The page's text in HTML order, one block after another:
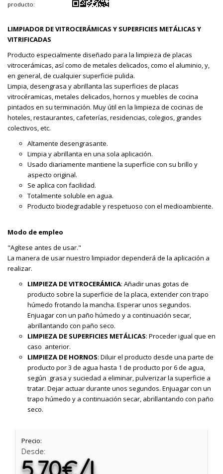
producto:
LIMPIADOR DE VITROCERÁMICAS Y SUPERFICIES METÁLICAS Y
VITRIFICADAS
Producto especialmente diseñado para la limpieza de placas
vitrocerámicas, así como de metales delicados, como el aluminio, y,
en general, de cualquier superficie pulida.
Limpia, desengrasa y abrillanta las superficies de placas
vitrocéramicas, metales delicados, hornos y muebles de cocina
pintados en su terminación. Muy útil en la limpieza de cocinas de
hoteles, restaurantes, cafeterías, residencias, colegios, grandes
colectivos, etc.
Altamente desengrasante.
Limpia y abrillanta en una sola aplicación.
Usado diariamente mantiene la superficie con su brillo y
aspecto original.
Se aplica con facilidad.
Totalmente soluble en agua.
Producto biodegradable y respetuoso con el medioambiente.
Modo de empleo
"Agítese antes de usar."
La manera de usar nuestro limpiador dependerá de la aplicación a
realizar.
LIMPIEZA DE VITROCERÁMICA: Añadir unas gotas de
producto sobre la superficie de la placa, extender con trapo
húmedo frotando la mancha. Esperar unos segundos.
Enjuagar con un paño húmedo y a continuación secar,
abrillantando con paño seco.
LIMPIEZA DE SUPERFICIES METÁLICAS: Proceder igual que en
caso anterior.
LIMPIEZA DE HORNOS: Diluir el producto desde una parte de
producto por 3 de agua hasta 1 de producto por 6 de agua,
según grasa y suciedad a eliminar, pulverizar la superficie a
tratar. Dejar actuar durante unos segundos. Enjuagar con un
trapo húmedo y a continuación secar, abrillantando con paño
seco.
Precio:
Desde: